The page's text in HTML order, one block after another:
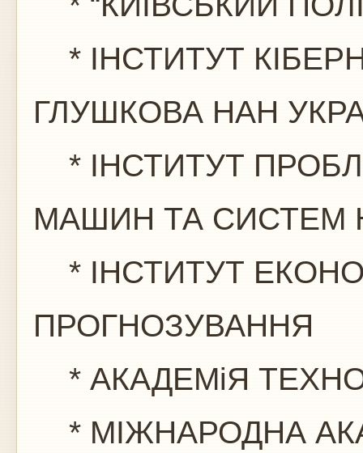
* ІНСТИТУТ
ГЛУШКОВА НАН
* ІНСТИТУТ
МАШИН ТА СИСТЕМ
* ІНСТИТУТ
ПРОГНОЗУВАННЯ
* АКАДЕМіЯ
* МІЖНАРОДНА